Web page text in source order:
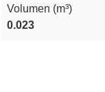
Volumen (m³)
0.023